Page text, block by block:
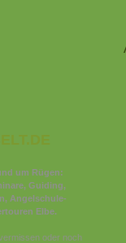
um Rügen:
Guiding,
Angelschule-
Elbe.
oder noch